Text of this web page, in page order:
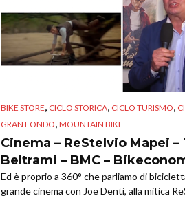
BIKE STORE, CICLO STORICA, CICLO TURISMO,
GRAN FONDO, MOUNTAIN BIKE
Cinema – ReStelvio Mapei –
Beltrami – BMC –
Ed è proprio a 360° che parliamo di
grande cinema con Joe Denti, alla mitica